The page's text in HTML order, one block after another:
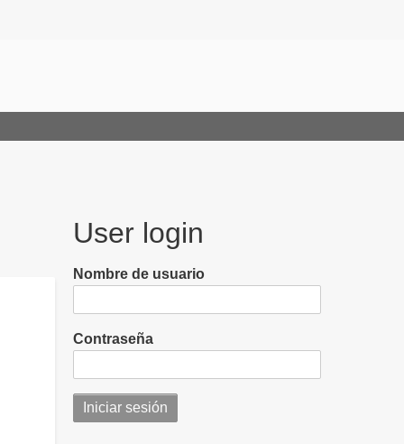
User login
Nombre de usuario
Contraseña